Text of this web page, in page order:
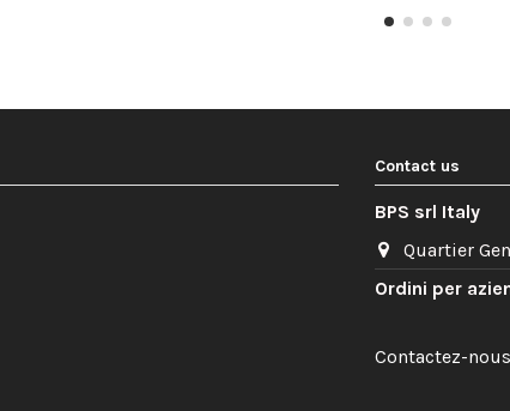
Contact us
BPS srl Italy
Quartier
Ordini per
Contactez-